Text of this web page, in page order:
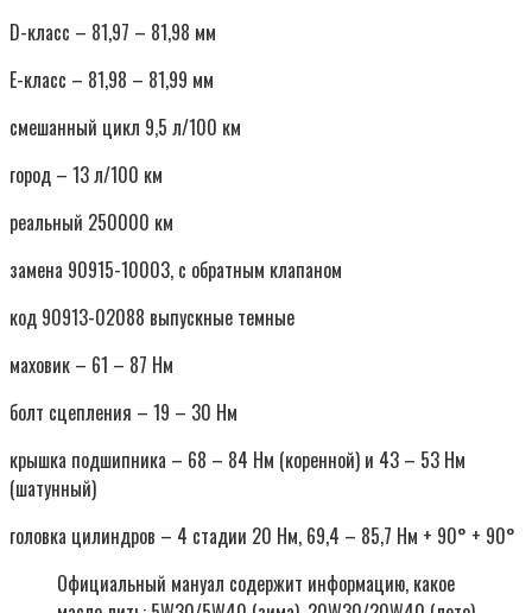
D-класс – 81,97 – 81,98 мм
Е-класс – 81,98 – 81,99 мм
смешанный цикл 9,5 л/100 км
город – 13 л/100 км
реальный 250000 км
замена 90915-10003, с обратным клапаном
код 90913-02088 выпускные темные
маховик – 61 – 87 Нм
болт сцепления – 19 – 30 Нм
крышка подшипника – 68 – 84 Нм (коренной) и 43 – 53 Нм
(шатунный)
головка цилиндров – 4 стадии 20 Нм, 69,4 – 85,7 Нм + 90° + 90°
Официальный мануал содержит информацию, какое